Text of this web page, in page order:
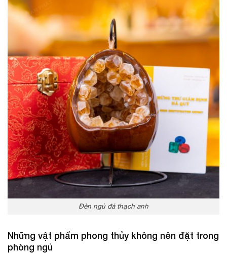
Đèn ngủ đá thạch anh
Những vật phẩm phong thủy không nên đặt trong
phòng ngủ